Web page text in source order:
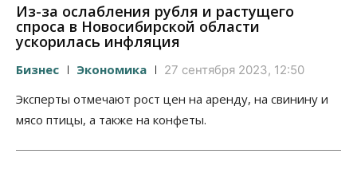
Из-за ослабления рубля и растущего
спроса в Новосибирской области
ускорилась инфляция
Бизнес Экономика 27 сентября 2023, 12:50
Эксперты отмечают рост цен на аренду, на свинину и
мясо птицы, а также на конфеты.